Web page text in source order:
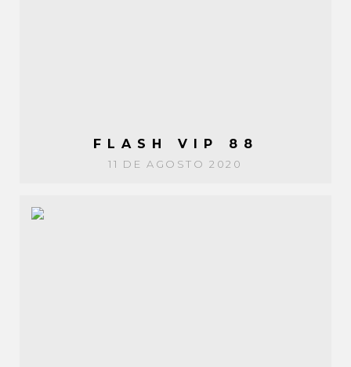
FLASH VIP 88
11 DE AGOSTO 2020